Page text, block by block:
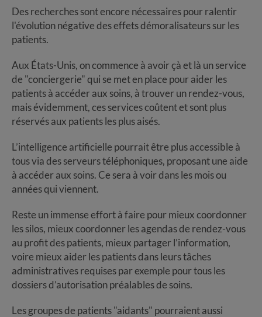
Des recherches sont encore nécessaires pour ralentir
l'évolution négative des effets démoralisateurs sur les
patients.
Aux États-Unis, on commence à avoir çà et là un service
de "conciergerie" qui se met en place pour aider les
patients à accéder aux soins, à trouver un rendez-vous,
mais évidemment, ces services coûtent et sont plus
réservés aux patients les plus aisés.
L’intelligence artificielle pourrait être plus accessible à
tous via des serveurs téléphoniques, proposant une aide
à accéder aux soins. Ce sera à voir dans les mois ou
années qui viennent.
Reste un immense effort à faire pour mieux coordonner
les silos, mieux coordonner les agendas de rendez-vous
au profit des patients, mieux partager l’information,
voire mieux aider les patients dans leurs tâches
administratives requises par exemple pour tous les
dossiers d’autorisation préalables de soins.
Les groupes de patients "aidants" pourraient aussi